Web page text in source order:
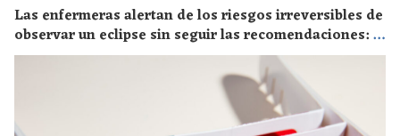
Las enfermeras alertan de los riesgos irreversibles de
observar un eclipse sin seguir las recomendaciones: la
retinopatía solar es el mayor de los peligros